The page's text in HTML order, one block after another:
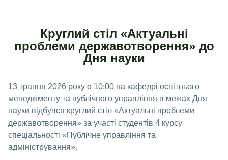
Круглий стіл «Актуальні
проблеми державотворення» до
Дня науки
13 травня 2026 року о 10:00 на кафедрі освітнього
менеджменту та публічного управління в межах Дня
науки відбувся круглий стіл «Актуальні проблеми
державотворення» за участі студентів 4 курсу
спеціальності «Публічне управління та
адміністрування».